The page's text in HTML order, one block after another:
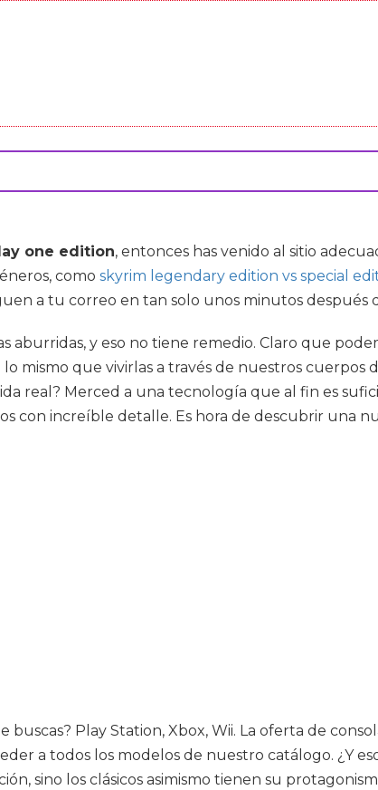
one edition, entonces has venido al sitio
como skyrim legendary edition vs special
a tu correo en tan solo unos minutos después
aburridas, y eso no tiene remedio. Claro que
mismo que vivirlas a través de nuestros cuerpos
real? Merced a una tecnología que al fin es
con increíble detalle. Es hora de descubrir una
buscas? Play Station, Xbox, Wii. La oferta de
a todos los modelos de nuestro catálogo. ¿Y
sino los clásicos asimismo tienen su